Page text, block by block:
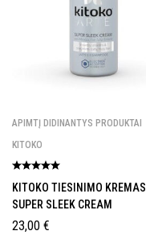
APIMTĮ DIDINANTYS PRODUKTAI
KITOKO
KITOKO TIESINIMO KREMAS
SUPER SLEEK CREAM
23,00 €